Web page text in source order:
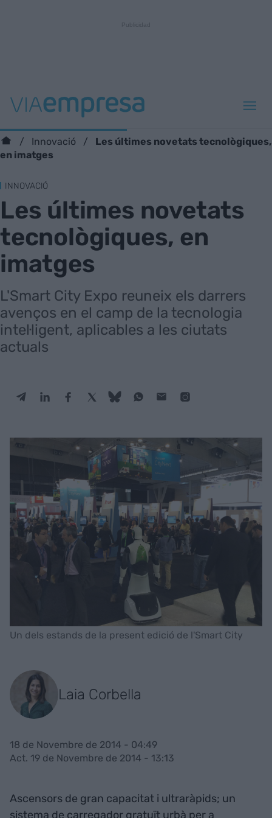
Innovació
Les últimes novetats tecnològiques,
en imatges
INNOVACIÓ
Les últimes novetats
tecnològiques, en
imatges
L'Smart City Expo reuneix els darrers
avenços en el camp de la tecnologia
intel·ligent, aplicables a les ciutats
actuals
Un dels estands de la present edició de l'Smart City
Laia Corbella
18 de Novembre de 2014 - 04:49
Act. 19 de Novembre de 2014 - 13:13
Ascensors de gran capacitat i ultraràpids; un
sistema de carregador gratuït urbà per a